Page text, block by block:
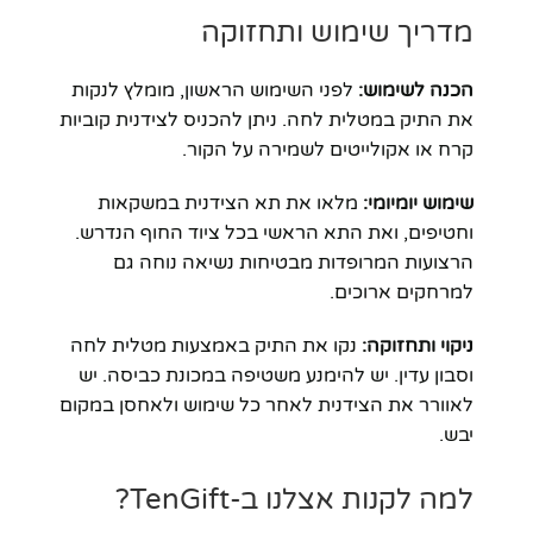
מדריך שימוש ותחזוקה
הכנה לשימוש: לפני השימוש הראשון, מומלץ לנקות
את התיק במטלית לחה. ניתן להכניס לצידנית קוביות
קרח או אקולייטים לשמירה על הקור.
שימוש יומיומי: מלאו את תא הצידנית במשקאות
וחטיפים, ואת התא הראשי בכל ציוד החוף הנדרש.
הרצועות המרופדות מבטיחות נשיאה נוחה גם
למרחקים ארוכים.
ניקוי ותחזוקה: נקו את התיק באמצעות מטלית לחה
וסבון עדין. יש להימנע משטיפה במכונת כביסה. יש
לאוורר את הצידנית לאחר כל שימוש ולאחסן במקום
יבש.
למה לקנות אצלנו ב-TenGift?